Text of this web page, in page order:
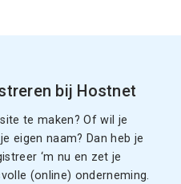
bij Hostnet
te maken? Of wil je
eigen naam? Dan heb je
‘m nu en zet je
(online) onderneming.